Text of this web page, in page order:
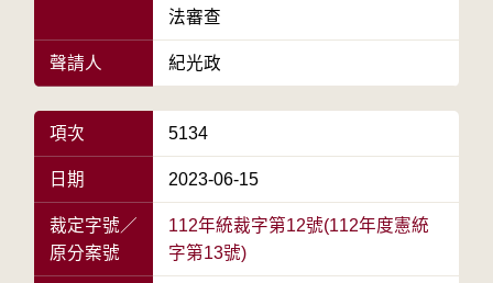
法審查
聲請人 紀光政
項次 5134
日期 2023-06-15
裁定字號／
原分案號
112年統裁字第12號(112年度憲統
字第13號)